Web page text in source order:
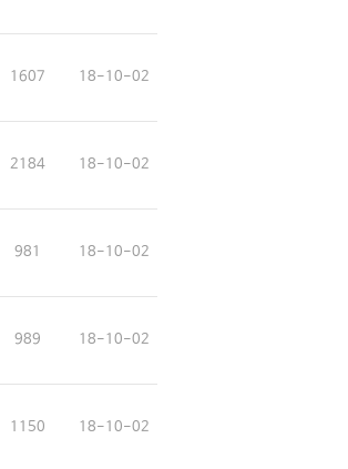
1607 18-10-02
2184 18-10-02
981 18-10-02
989 18-10-02
1150 18-10-02